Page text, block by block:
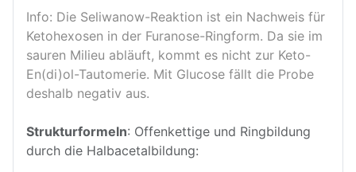
Info: Die Seliwanow-Reaktion ist ein Nachweis für
Ketohexosen in der Furanose-Ringform. Da sie im
sauren Milieu abläuft, kommt es nicht zur Keto-
En(di)ol-Tautomerie. Mit Glucose fällt die Probe
deshalb negativ aus.
Strukturformeln: Offenkettige und Ringbildung
durch die Halbacetalbildung: